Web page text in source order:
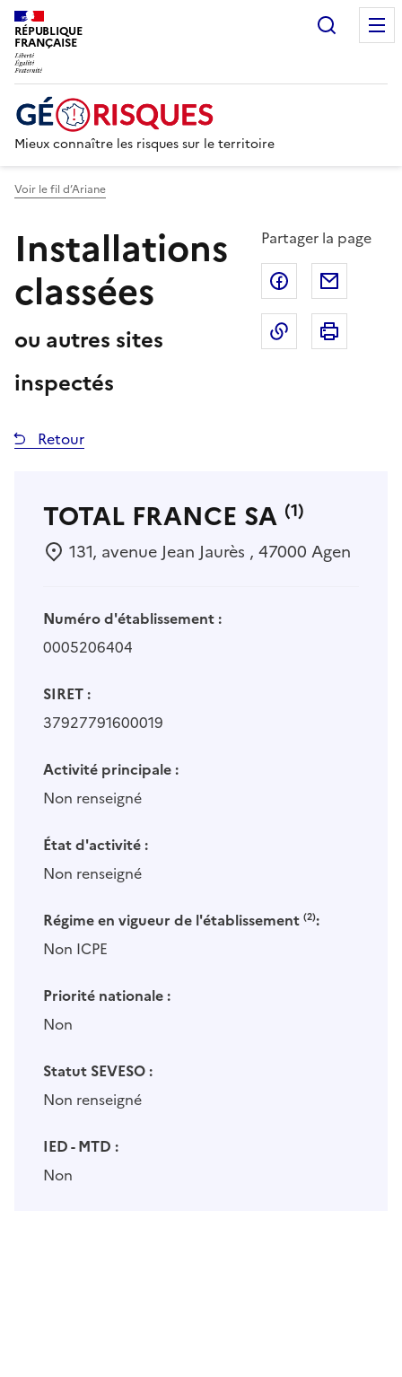
RÉPUBLIQUE
FRANÇAISE
Mieux connaître les risques sur le territoire
Voir le fil d’Ariane
Installations
classées
ou autres sites
inspectés
Partager la page
Partager sur
Copier dans
Retour
TOTAL FRANCE SA (1)
131, avenue Jean Jaurès , 47000 Agen
Numéro d'établissement :
0005206404
SIRET :
37927791600019
Activité principale :
Non renseigné
État d'activité :
Non renseigné
Régime en vigueur de l'établissement (2):
Non ICPE
Priorité nationale :
Non
Statut SEVESO :
Non renseigné
IED - MTD :
Non